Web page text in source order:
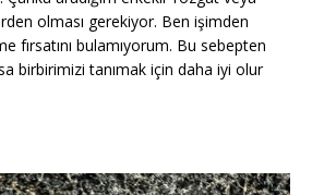
olması gerekiyor. Ben işimden
fırsatını bulamıyorum. Bu sebepten
birbirimizi tanımak için daha iyi olur